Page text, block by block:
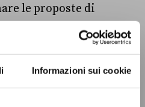
Informazioni sui cookie
le proposte di
avessero ottenuto
Se il Parlamento non le
essere indetto un